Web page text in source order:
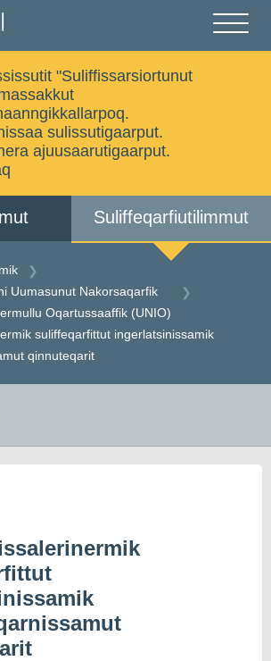
Allakkat Digitaliusut
Dansk
"Suliffissarsiortunut
sulissutigaarput.
ajuusaarutigaarput.
Suliffeqarfiutilimmut
Uumasunut Nakorsaqarfik
Oqartussaaffik (UNIO)
suliffeqarfittut ingerlatsinissamik
qinnuteqarit